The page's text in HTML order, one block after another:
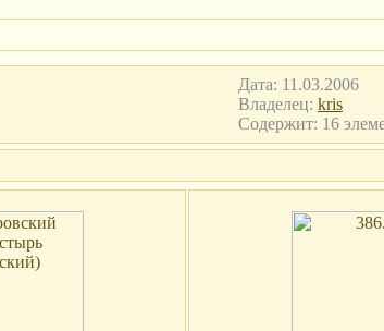
Дата: 11.03.2006
Владелец: kris
Содержит: 16